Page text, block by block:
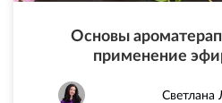
Основы
применение
Светлана